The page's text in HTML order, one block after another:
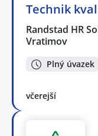
Technik
Randstad HR
Vratimov
Plný úvazek
včerejší